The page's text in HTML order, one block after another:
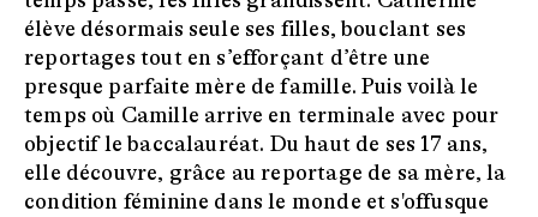
élève désormais seule ses filles, bouclant ses
reportages tout en s’efforçant d’être une
presque parfaite mère de famille. Puis voilà le
temps où Camille arrive en terminale avec pour
objectif le baccalauréat. Du haut de ses 17 ans,
elle découvre, grâce au reportage de sa mère, la
condition féminine dans le monde et s'offusque